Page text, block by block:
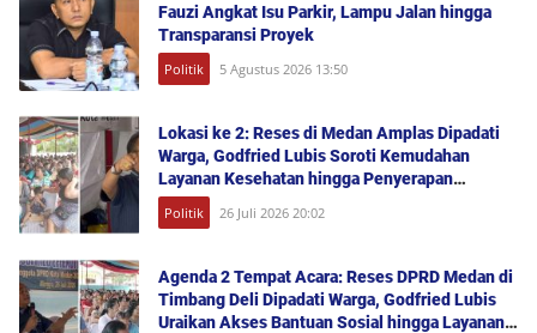
Fauzi Angkat Isu Parkir, Lampu Jalan hingga
Transparansi Proyek
Politik 5 Agustus 2026 13:50
Lokasi ke 2: Reses di Medan Amplas Dipadati
Warga, Godfried Lubis Soroti Kemudahan
Layanan Kesehatan hingga Penyerapan
Aspirasi Publik
Politik 26 Juli 2026 20:02
Agenda 2 Tempat Acara: Reses DPRD Medan di
Timbang Deli Dipadati Warga, Godfried Lubis
Uraikan Akses Bantuan Sosial hingga Layanan